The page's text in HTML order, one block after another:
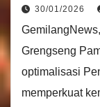
30/01/2026
Grengseng
optimalisasi
memperkuat